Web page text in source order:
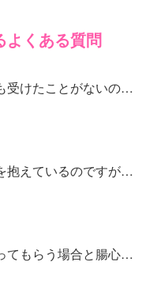
よくある質問
受けたことがないの…
抱えているのですが…
てもらう場合と腸心…